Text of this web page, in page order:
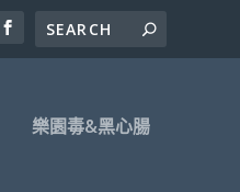
樂園毒&黑心腸